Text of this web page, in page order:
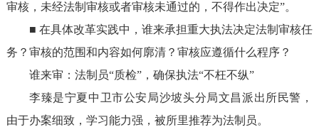
审核，未经法制审核或者审核未通过的，不得作出决定”。
■ 在具体改革实践中，谁来承担重大执法决定法制审核任
务？审核的范围和内容如何廓清？审核应遵循什么程序？
谁来审：法制员“质检”，确保执法“不枉不纵”
李臻是宁夏中卫市公安局沙坡头分局文昌派出所民警，
由于办案细致，学习能力强，被所里推荐为法制员。